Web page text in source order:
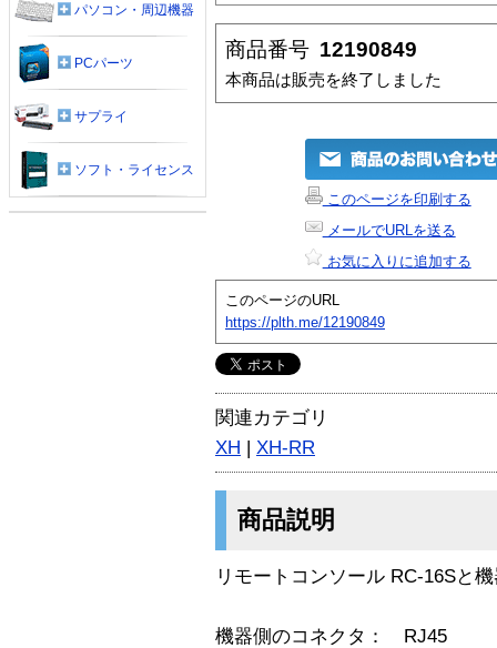
商品番号 12190849
本商品は販売を終了しました
このページを印刷する
メールでURLを送る
お気に入りに追加する
このページのURL
https://plth.me/12190849
関連カテゴリ
XH | XH-RR
商品説明
リモートコンソール RC-16Sと
機器側のコネクタ： RJ45
パソコン・周辺機器
PCパーツ
サプライ
ソフト・ライセンス